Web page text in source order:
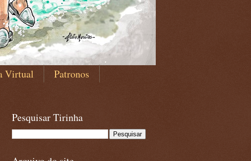
Virtual Patronos
Pesquisar Tirinha